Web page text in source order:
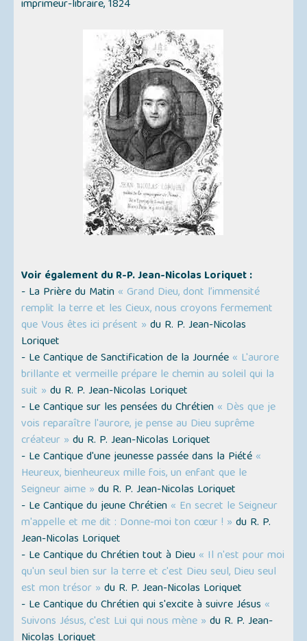
imprimeur-libraire, 1824
Voir également du R-P. Jean-Nicolas Loriquet :
- La Prière du Matin « Grand Dieu, dont l’immensité
remplit la terre et les Cieux, nous croyons fermement
que Vous êtes ici présent » du R. P. Jean-Nicolas
Loriquet
- Le Cantique de Sanctification de la Journée « L'aurore
brillante et vermeille prépare le chemin au soleil qui la
suit » du R. P. Jean-Nicolas Loriquet
- Le Cantique sur les pensées du Chrétien « Dès que je
vois reparaître l'aurore, je pense au Dieu suprême
créateur » du R. P. Jean-Nicolas Loriquet
- Le Cantique d'une jeunesse passée dans la Piété «
Heureux, bienheureux mille fois, un enfant que le
Seigneur aime » du R. P. Jean-Nicolas Loriquet
- Le Cantique du jeune Chrétien « En secret le Seigneur
m'appelle et me dit : Donne-moi ton cœur ! » du R. P.
Jean-Nicolas Loriquet
- Le Cantique du Chrétien tout à Dieu « Il n'est pour moi
qu'un seul bien sur la terre et c'est Dieu seul, Dieu seul
est mon trésor » du R. P. Jean-Nicolas Loriquet
- Le Cantique du Chrétien qui s'excite à suivre Jésus «
Suivons Jésus, c'est Lui qui nous mène » du R. P. Jean-